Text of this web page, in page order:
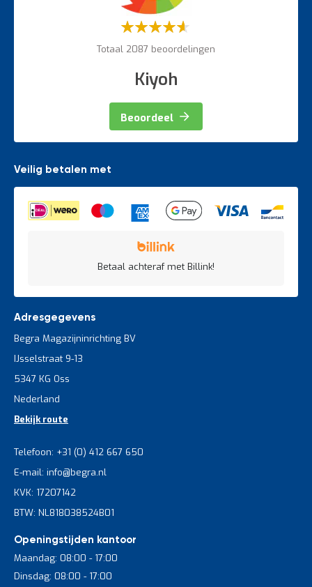
Waardering:
Totaal 2087 beoordelingen
Kiyoh
Beoordeel
Veilig betalen met
Betaal achteraf met Billink!
Adresgegevens
Begra Magazijninrichting BV
IJsselstraat 9-13
5347 KG Oss
Nederland
Bekijk route
Telefoon: +31 (0) 412 667 650
E-mail: info@begra.nl
KVK: 17207142
BTW: NL818038524B01
Openingstijden kantoor
Maandag: 08:00 - 17:00
Dinsdag: 08:00 - 17:00